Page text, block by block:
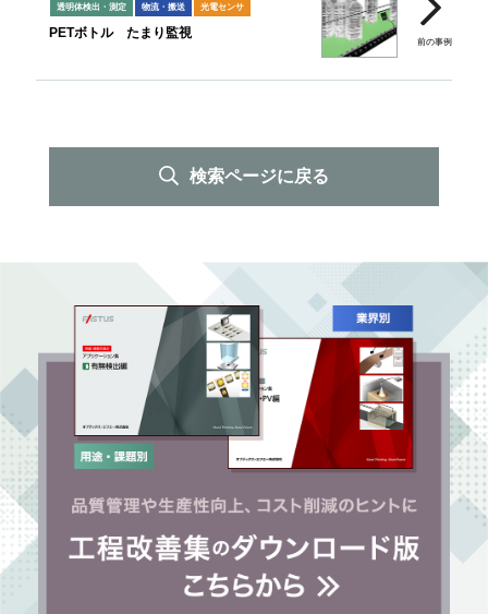
透明体検出・測定 物流・搬送 光電センサ
PETボトル たまり監視
検索ページに戻る